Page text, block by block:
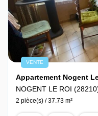
VENTE
Appartement Nogent
NOGENT LE ROI
2 pièce(s) / 37.73 m²